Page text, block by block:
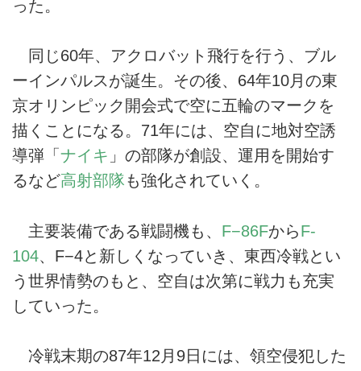
った。
同じ60年、アクロバット飛行を行う、ブル
ーインパルスが誕生。その後、64年10月の東
京オリンピック開会式で空に五輪のマークを
描くことになる。71年には、空自に地対空誘
導弾「 ナイキ 」の部隊が創設、運用を開始す
るなど高射部隊も強化されていく。
主要装備である戦闘機も、 F−86FからF‐
104、F−4と新しくなっていき、東西冷戦とい
う世界情勢のもと、空自は次第に戦力も充実
していった。
冷戦末期の87年12月9日には、領空侵犯した